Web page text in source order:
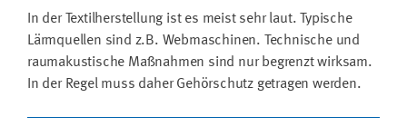
In der Textilherstellung ist es meist sehr laut. Typische
Lärmquellen sind z.B. Webmaschinen. Technische und
raumakustische Maßnahmen sind nur begrenzt wirksam.
In der Regel muss daher Gehörschutz getragen werden.